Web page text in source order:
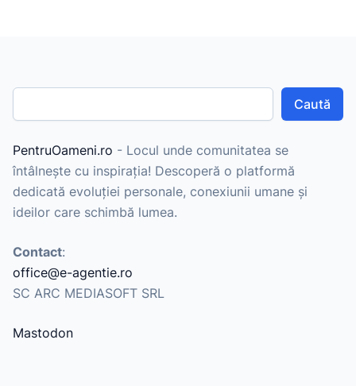
Caută
PentruOameni.ro - Locul unde comunitatea se
întâlnește cu inspirația! Descoperă o platformă
dedicată evoluției personale, conexiunii umane și
ideilor care schimbă lumea.
Contact:
office@e-agentie.ro
SC ARC MEDIASOFT SRL
Mastodon